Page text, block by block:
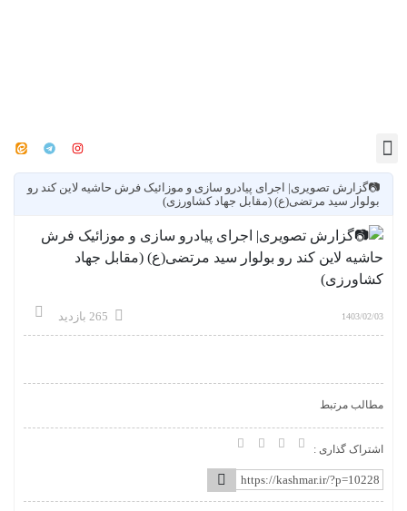
📷گزارش تصویری| اجرای پیادرو سازی و موزائیک فرش حاشیه لاین کند رو
بولوار سید مرتضی(ع) (مقابل جهاد کشاورزی)
1403/02/03 265 بازدید
مطالب مرتبط
اشتراک گذاری :